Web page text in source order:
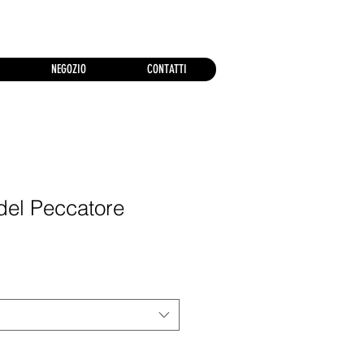
NEGOZIO CONTATTI
Peccatore